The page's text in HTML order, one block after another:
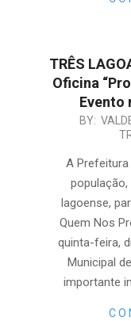
TRÊS
Oficina
Evento
BY:
A
lagoense,
Quem Nos
quinta-feira,
Municipal
importante